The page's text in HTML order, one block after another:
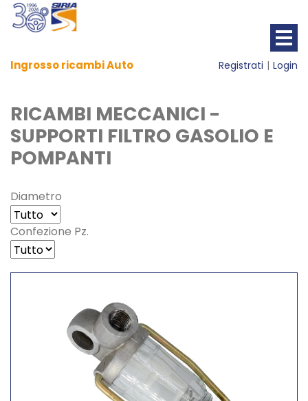
Ingrosso ricambi Auto Registrati Login
RICAMBI MECCANICI -
SUPPORTI FILTRO GASOLIO E
POMPANTI
Diametro
Confezione Pz.